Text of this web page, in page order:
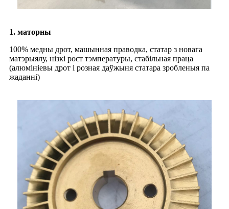
1. маторны
100% медны дрот, машынная праводка, статар з новага
матэрыялу, нізкі рост тэмпературы, стабільная праца
(алюмініевы дрот і розная даўжыня статара зробленыя па
жаданні)